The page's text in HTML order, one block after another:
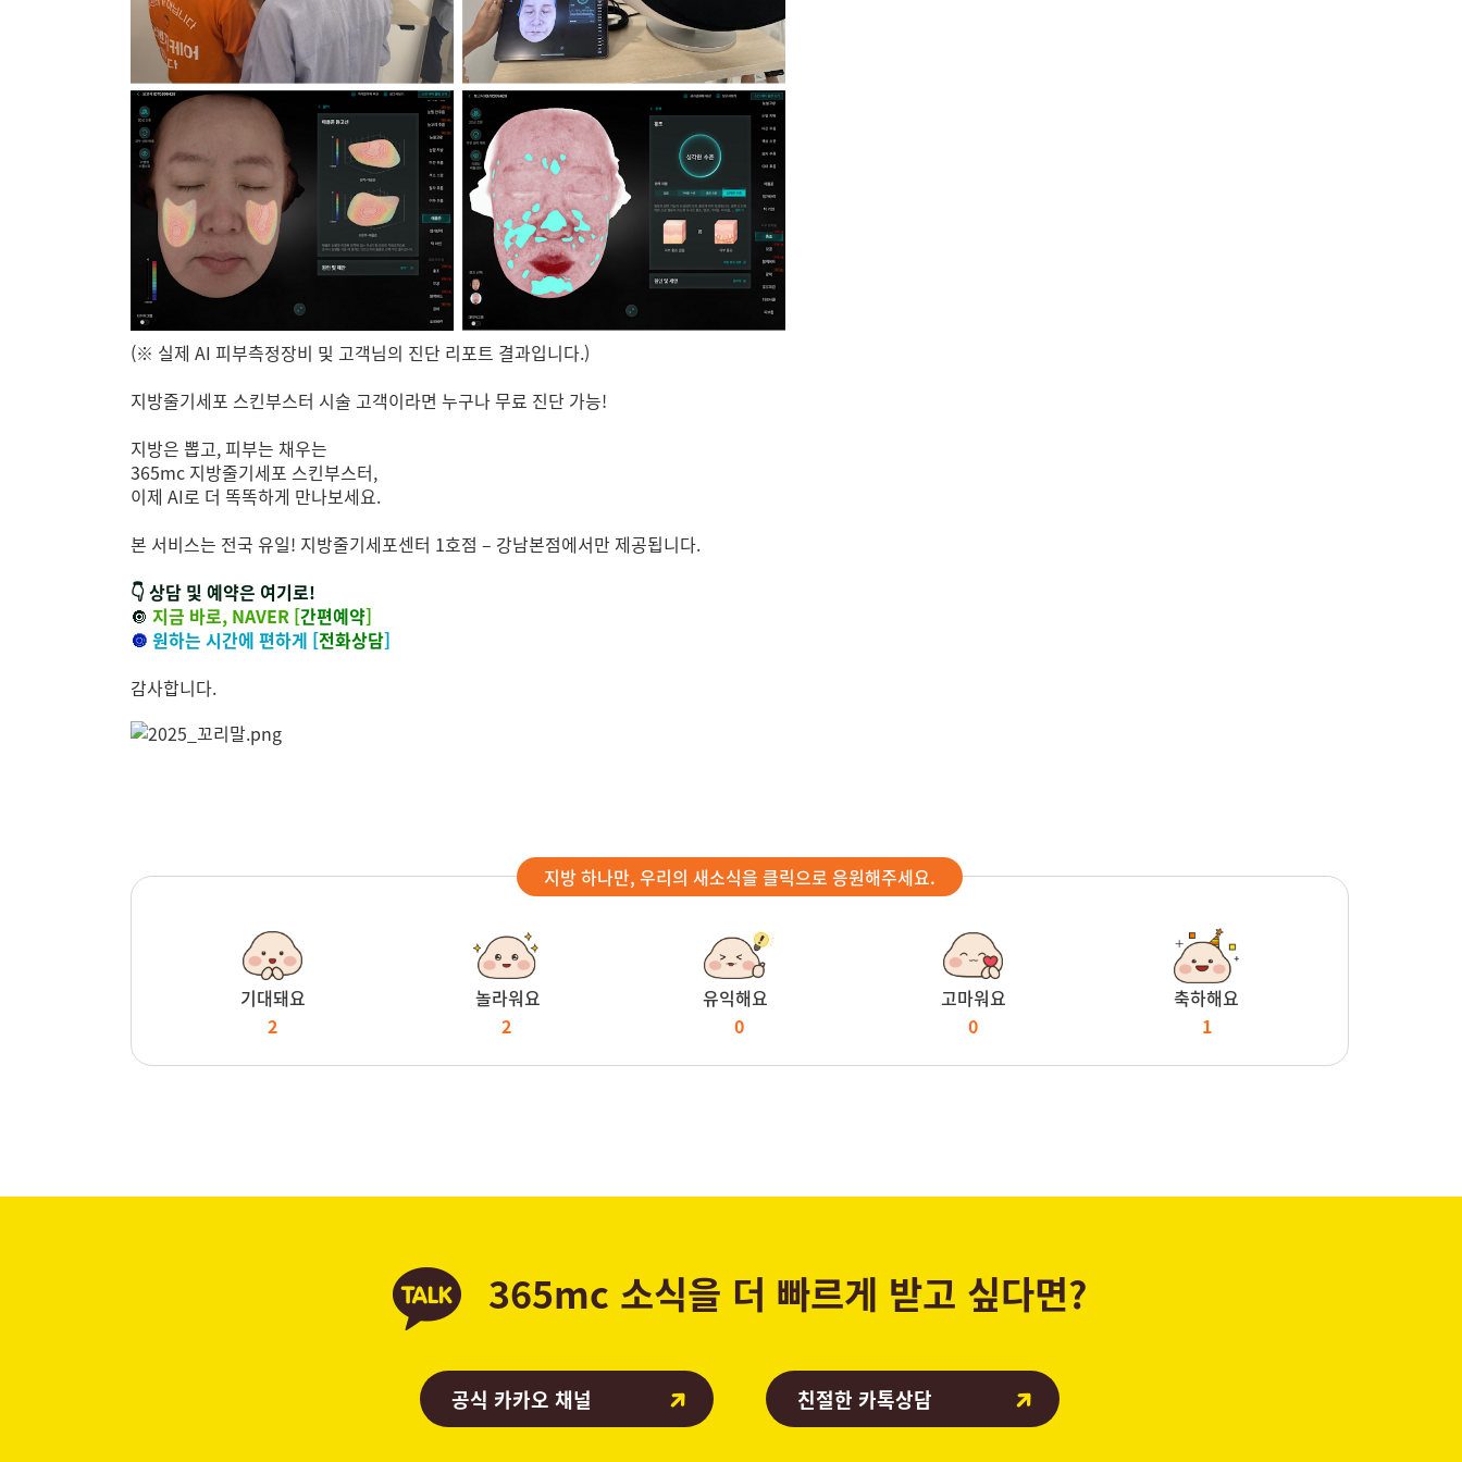
(※ 실제 AI 피부측정장비 및 고객님의 진단 리포트 결과입니다.)
지방줄기세포 스킨부스터 시술 고객이라면 누구나 무료 진단 가능!
지방은 뽑고, 피부는 채우는
365mc 지방줄기세포 스킨부스터,
이제 AI로 더 똑똑하게 만나보세요.
본 서비스는 전국 유일! 지방줄기세포센터 1호점 – 강남본점에서만 제공됩니다.
👇 상담 및 예약은 여기로!
🔘 지금 바로, NAVER [간편예약]
🔘 원하는 시간에 편하게 [전화상담]
감사합니다.
지방 하나만, 우리의 새소식을 클릭으로 응원해주세요.
기대돼요
2
놀라워요
2
유익해요
0
고마워요
0
축하해요
1
365mc 소식을 더 빠르게 받고 싶다면?
공식 카카오 채널 친절한 카톡상담